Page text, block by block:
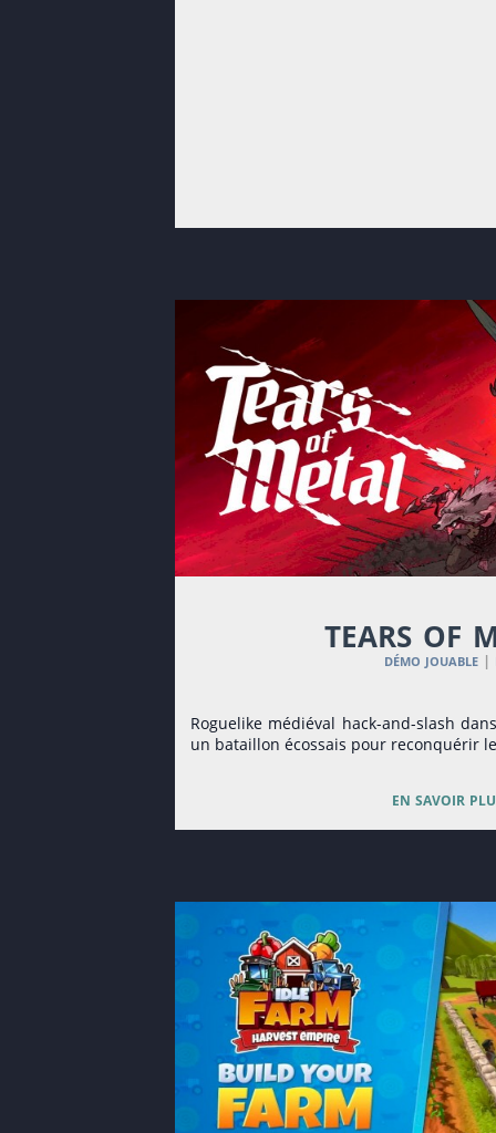
tears of
démo jouable |
Roguelike médiéval hack-and-slash
un bataillon écossais pour reconquérir
en savoir